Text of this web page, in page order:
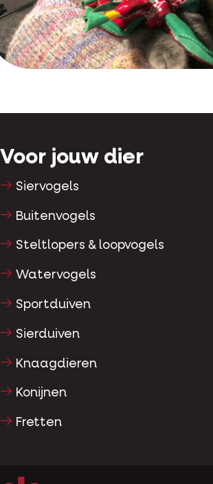
Voor jouw dier
Siervogels
Buitenvogels
Steltlopers & loopvogels
Watervogels
Sportduiven
Sierduiven
Knaagdieren
Konijnen
Fretten